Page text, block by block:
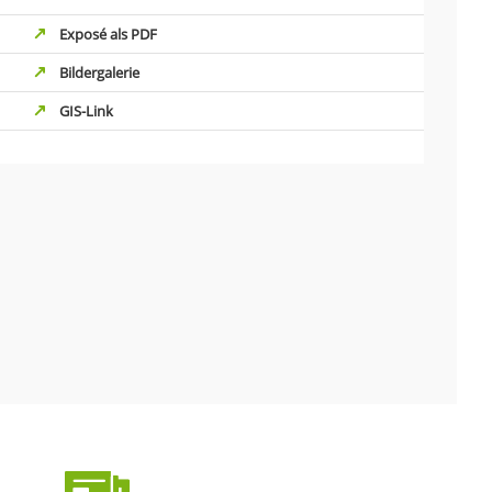
Exposé als PDF
Bildergalerie
GIS-Link